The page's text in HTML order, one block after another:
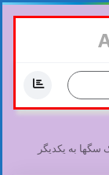
به یکدیگر